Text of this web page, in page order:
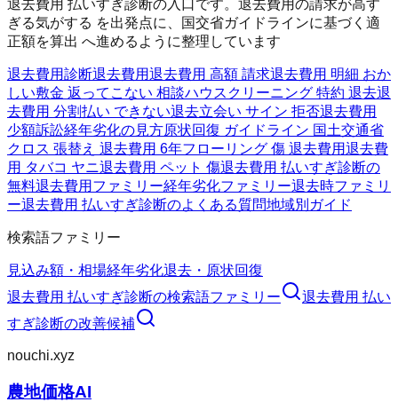
退去費用 払いすぎ診断の入口です。退去費用の請求が高す
ぎる気がする を出発点に、国交省ガイドラインに基づく適
正額を算出 へ進めるように整理しています
退去費用診断退去費用退去費用 高額 請求退去費用 明細 おか
しい敷金 返ってこない 相談ハウスクリーニング 特約 退去退
去費用 分割払い できない退去立会い サイン 拒否退去費用
少額訴訟経年劣化の見方原状回復 ガイドライン 国土交通省
クロス 張替え 退去費用 6年フローリング 傷 退去費用退去費
用 タバコ ヤニ退去費用 ペット 傷退去費用 払いすぎ診断の
無料退去費用ファミリー経年劣化ファミリー退去時ファミリ
ー退去費用 払いすぎ診断のよくある質問地域別ガイド
検索語ファミリー
見込み額・相場経年劣化退去・原状回復
退去費用 払いすぎ診断の検索語ファミリー
退去費用 払い
すぎ診断の改善候補
nouchi.xyz
農地価格AI